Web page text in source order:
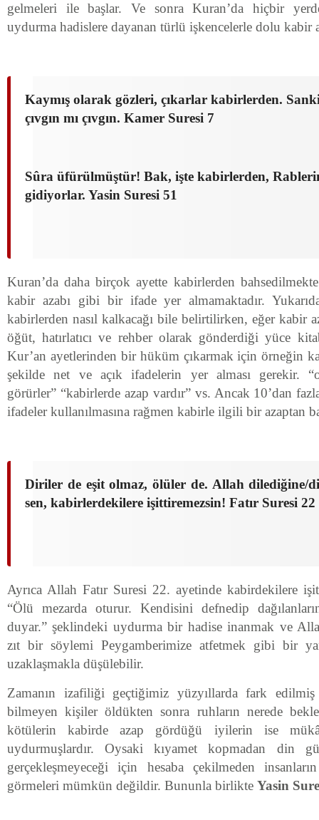
gelmeleri ile başlar. Ve sonra Kuran’da hiçbir
uydurma hadislere dayanan türlü işkencelerle dolu kabir
Kaymış olarak gözleri, çıkarlar kabirlerden.
çıvgın mı çıvgın. Kamer Suresi 7
Sûra üfürülmüştür! Bak, işte kabirlerden,
gidiyorlar. Yasin Suresi 51
Kuran’da daha birçok ayette kabirlerden
kabir azabı gibi bir ifade yer almamaktadır.
kabirlerden nasıl kalkacağı bile belirtilirken, eğer kabir
öğüt, hatırlatıcı ve rehber olarak gönderdiği yüce
Kur’an ayetlerinden bir hüküm çıkarmak için örneğin
şekilde net ve açık ifadelerin yer alması gerekir.
görürler” “kabirlerde azap vardır” vs. Ancak 10’dan
ifadeler kullanılmasına rağmen kabirle ilgili bir azaptan
Diriler de eşit olmaz, ölüler de. Allah dilediğine/
sen, kabirlerdekilere işittiremezsin! Fatır Suresi 22
Ayrıca Allah Fatır Suresi 22. ayetinde kabirdekilere
“Ölü mezarda oturur. Kendisini defnedip
duyar.” şeklindeki uydurma bir hadise inanmak ve
zıt bir söylemi Peygamberimize atfetmek gibi bir
uzaklaşmakla düşülebilir.
Zamanın izafiliği geçtiğimiz yüzyıllarda fark
bilmeyen kişiler öldükten sonra ruhların nerede
kötülerin kabirde azap gördüğü iyilerin ise
uydurmuşlardır. Oysaki kıyamet kopmadan din
gerçekleşmeyeceği için hesaba çekilmeden
görmeleri mümkün değildir. Bununla birlikte Yasin